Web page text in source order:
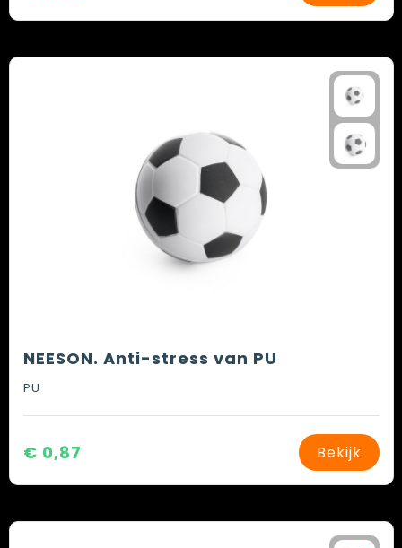
NEESON. Anti-stress van PU
PU
€ 0,87 Bekijk